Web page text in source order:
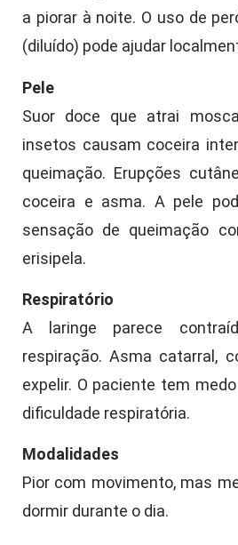
a piorar à noite. O uso de
(diluído) pode ajudar
Pele
Suor doce que atrai
insetos causam coceira
queimação. Erupções
coceira e asma. A pele
sensação de queimação
erisipela.
Respiratório
A laringe parece
respiração. Asma catarral,
expelir. O paciente tem
dificuldade respiratória.
Modalidades
Pior com movimento, mas
dormir durante o dia.